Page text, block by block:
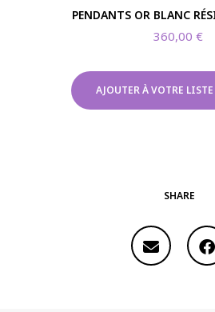
PENDANTS OR BLANC
360,00€
AJOUTER À VOTRE
SHARE